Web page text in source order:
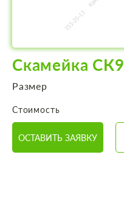
Скамейка СК9
Размер
Стоимость
ОСТАВИТЬ ЗАЯВКУ